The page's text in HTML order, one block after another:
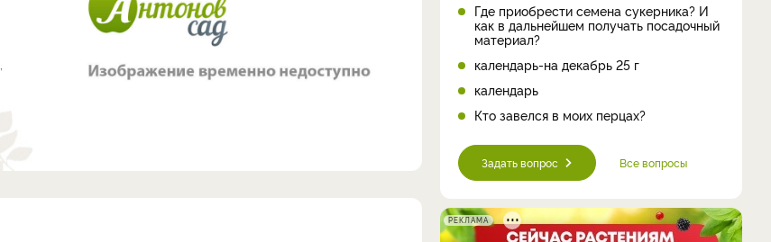
Где приобрести семена сукерника? И
как в дальнейшем получать посадочный
материал?
календарь-на декабрь 25 г
календарь
Кто завелся в моих перцах?
Задать вопрос Все вопросы
РЕКЛАМА